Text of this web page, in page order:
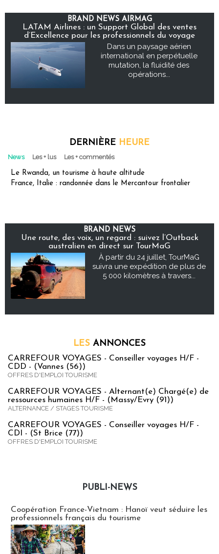
BRAND NEWS AIRMAG
LATAM Airlines : un Support Global des ventes
d’Excellence pour les professionnels du voyage
Dans un paysage aérien
international en perpétuelle
mutation, la fluidité des
opérations...
DERNIÈRE HEURE
News Les + lus Les + commentés
Le Rwanda, un tourisme à haute altitude
France, Italie : randonnée dans le Mercantour frontalier
BRAND NEWS
Une route, des voix, un regard : suivez l’Outback
australien en direct sur TourMaG
À partir du 24 juillet, TourMaG
suivra une expédition de plus de
5 000 kilomètres à travers...
LES ANNONCES
CARREFOUR VOYAGES - Conseiller voyages H/F -
CDD - (Vannes (56))
OFFRES D'EMPLOI TOURISME
CARREFOUR VOYAGES - Alternant(e) Chargé(e) de
ressources humaines H/F - (Massy/Evry (91))
ALTERNANCE / STAGES TOURISME
CARREFOUR VOYAGES - Conseiller voyages H/F -
CDI - (St Brice (77))
OFFRES D'EMPLOI TOURISME
PUBLI-NEWS
Coopération France-Vietnam : Hanoï veut séduire les
professionnels français du tourisme